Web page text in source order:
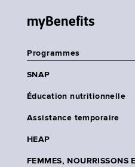
myBenefits
Programmes
SNAP
Éducation nutritionnelle
Assistance temporaire
HEAP
FEMMES, NOURRISSONS